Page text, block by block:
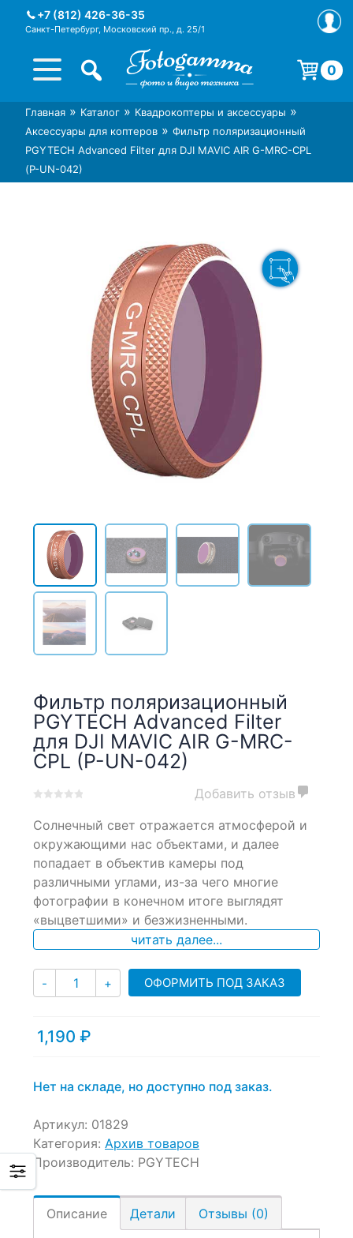
+7 (812) 426-36-35
Санкт-Петербург, Московский пр., д. 25/1
Интернет-магазин фототехники
Foto-Gamma в СПб
Магазин фотоаксессуаров foto-
gamma.ru
0
Корзина пуста.
Главная » Каталог » Квадрокоптеры и аксессуары »
Аксессуары для коптеров » Фильтр поляризационный
PGYTECH Advanced Filter для DJI MAVIC AIR G-MRC-CPL
(P-UN-042)
Фильтр поляризационный
PGYTECH Advanced Filter
для DJI MAVIC AIR G-MRC-
CPL (P-UN-042)
out
based
on
customer
ratings
Добавить отзыв
Солнечный свет отражается атмосферой и
окружающими нас объектами, и далее
попадает в объектив камеры под
различными углами, из-за чего многие
фотографии в конечном итоге выглядят
«выцветшими» и безжизненными.
читать далее...
- Количество
+ ОФОРМИТЬ ПОД ЗАКАЗ
1,190 ₽
Нет на складе, но доступно под заказ.
Артикул: 01829
Категория: Архив товаров
Производитель: PGYTECH
Описание Детали Отзывы (0)